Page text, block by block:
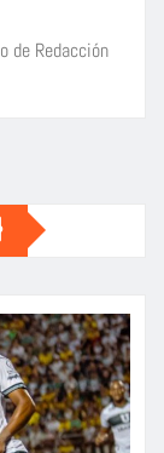
de Redacción